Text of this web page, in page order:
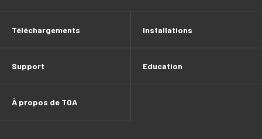
Téléchargements Installations
Support Education
À propos de TOA